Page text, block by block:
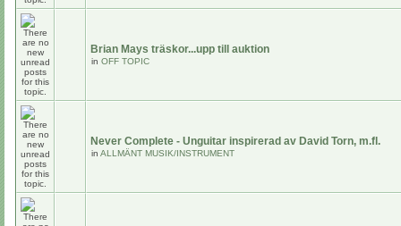
Brian Mays träskor...upp till auktion
in OFF TOPIC
Never Complete - Unguitar inspirerad av David Torn, m.fl.
in ALLMÄNT MUSIK/INSTRUMENT